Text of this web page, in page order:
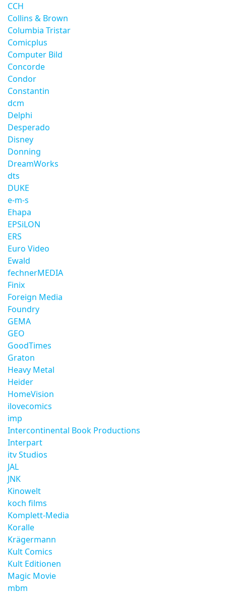
CCH
Collins & Brown
Columbia Tristar
Comicplus
Computer Bild
Concorde
Condor
Constantin
dcm
Delphi
Desperado
Disney
Donning
DreamWorks
dts
DUKE
e-m-s
Ehapa
EPSiLON
ERS
Euro Video
Ewald
fechnerMEDIA
Finix
Foreign Media
Foundry
GEMA
GEO
GoodTimes
Graton
Heavy Metal
Heider
HomeVision
ilovecomics
imp
Intercontinental Book Productions
Interpart
itv Studios
JAL
JNK
Kinowelt
koch films
Komplett-Media
Koralle
Krägermann
Kult Comics
Kult Editionen
Magic Movie
mbm